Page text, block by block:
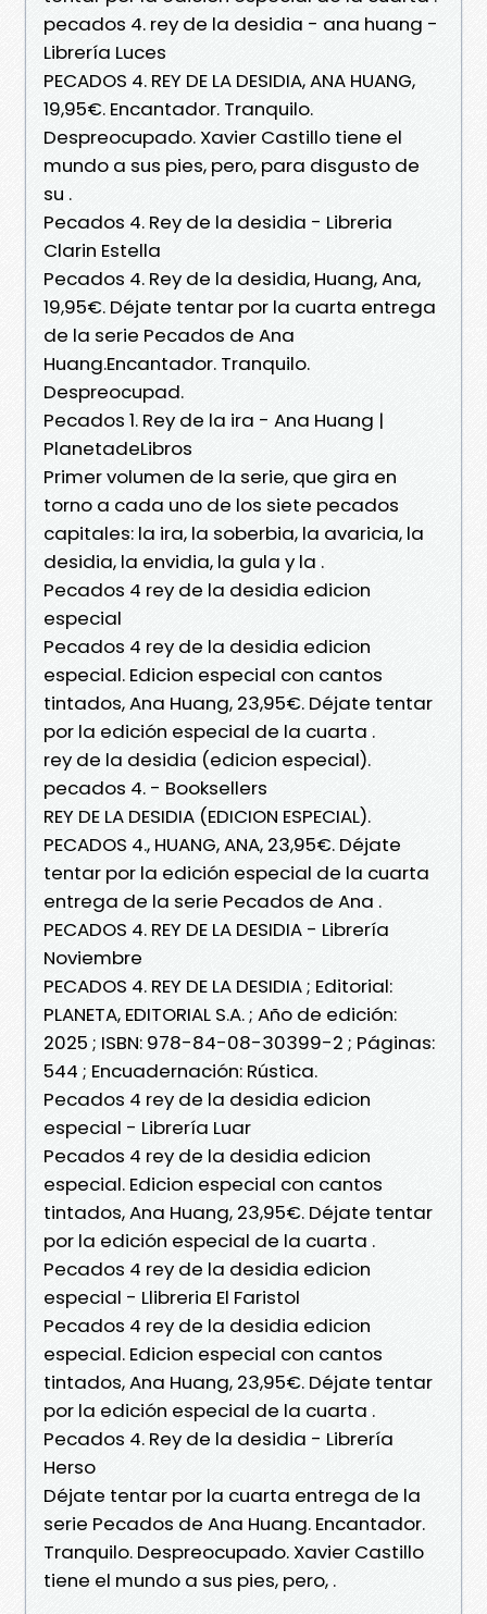
pecados 4. rey de la desidia - ana huang -
Librería Luces
PECADOS 4. REY DE LA DESIDIA, ANA HUANG,
19,95€. Encantador. Tranquilo.
Despreocupado. Xavier Castillo tiene el
mundo a sus pies, pero, para disgusto de
su .
Pecados 4. Rey de la desidia - Libreria
Clarin Estella
Pecados 4. Rey de la desidia, Huang, Ana,
19,95€. Déjate tentar por la cuarta entrega
de la serie Pecados de Ana
Huang.Encantador. Tranquilo.
Despreocupad.
Pecados 1. Rey de la ira - Ana Huang |
PlanetadeLibros
Primer volumen de la serie, que gira en
torno a cada uno de los siete pecados
capitales: la ira, la soberbia, la avaricia, la
desidia, la envidia, la gula y la .
Pecados 4 rey de la desidia edicion
especial
Pecados 4 rey de la desidia edicion
especial. Edicion especial con cantos
tintados, Ana Huang, 23,95€. Déjate tentar
por la edición especial de la cuarta .
rey de la desidia (edicion especial).
pecados 4. - Booksellers
REY DE LA DESIDIA (EDICION ESPECIAL).
PECADOS 4., HUANG, ANA, 23,95€. Déjate
tentar por la edición especial de la cuarta
entrega de la serie Pecados de Ana .
PECADOS 4. REY DE LA DESIDIA - Librería
Noviembre
PECADOS 4. REY DE LA DESIDIA ; Editorial:
PLANETA, EDITORIAL S.A. ; Año de edición:
2025 ; ISBN: 978-84-08-30399-2 ; Páginas:
544 ; Encuadernación: Rústica.
Pecados 4 rey de la desidia edicion
especial - Librería Luar
Pecados 4 rey de la desidia edicion
especial. Edicion especial con cantos
tintados, Ana Huang, 23,95€. Déjate tentar
por la edición especial de la cuarta .
Pecados 4 rey de la desidia edicion
especial - Llibreria El Faristol
Pecados 4 rey de la desidia edicion
especial. Edicion especial con cantos
tintados, Ana Huang, 23,95€. Déjate tentar
por la edición especial de la cuarta .
Pecados 4. Rey de la desidia - Librería
Herso
Déjate tentar por la cuarta entrega de la
serie Pecados de Ana Huang. Encantador.
Tranquilo. Despreocupado. Xavier Castillo
tiene el mundo a sus pies, pero, .